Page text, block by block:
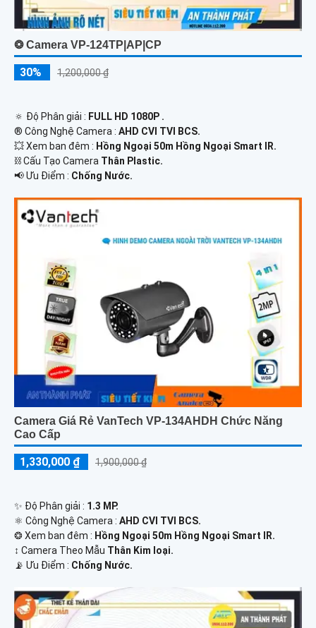
❂ Camera VP-124TP|AP|CP
30% 1,200,000 ₫
🔅 Độ Phân giải : FULL HD 1080P .
®️ Công Nghệ Camera : AHD CVI TVI BCS.
💥 Xem ban đêm : Hồng Ngoại 50m Hồng Ngoại Smart IR.
⛓ Cấu Tạo Camera Thân Plastic.
️📢 Ưu Điểm : Chống Nước.
Camera Giá Rẻ VanTech VP-134AHDH Chức Năng
Cao Cấp
1,330,000 ₫ 1,900,000 ₫
✨ Độ Phân giải : 1.3 MP.
⚛️ Công Nghệ Camera : AHD CVI TVI BCS.
❂ Xem ban đêm : Hồng Ngoại 50m Hồng Ngoại Smart IR.
↕️ Camera Theo Mẫu Thân Kim loại.
️📡 Ưu Điểm : Chống Nước.